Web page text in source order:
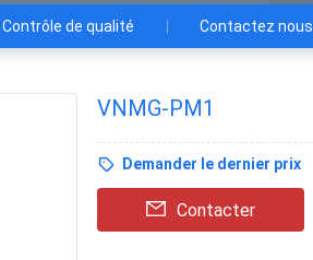
Contrôle de qualité Contactez nous
VNMG-PM1
Demander le dernier prix
Contacter